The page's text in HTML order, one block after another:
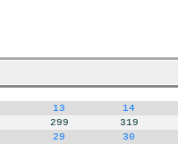
13 14
299 319
29 30